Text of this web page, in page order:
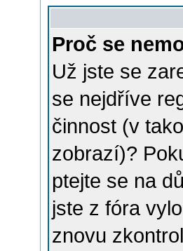
Proč se
Už jste se
se nejdříve
činnost (v
zobrazí)?
ptejte se na
jste z fóra
znovu